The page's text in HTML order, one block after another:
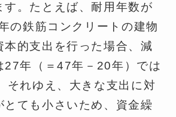
す。たとえば、耐用年数が
の鉄筋コンクリートの建物
本的支出を行った場合、減
27年（＝47年－20年）では
それゆえ、大きな支出に対
とても小さいため、資金繰